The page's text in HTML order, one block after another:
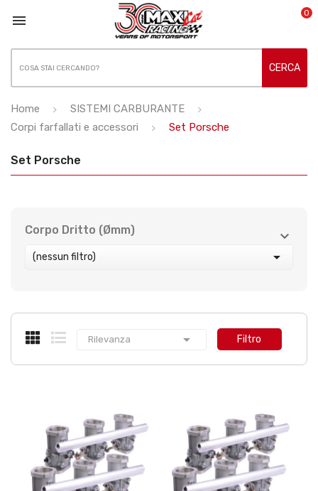
 0
CERCA
Home
SISTEMI CARBURANTE
Corpi farfallati e accessori
Set Porsche
Set Porsche
Corpo Dritto (Ømm)


(nessun filtro) 
Rilevanza  Filtro